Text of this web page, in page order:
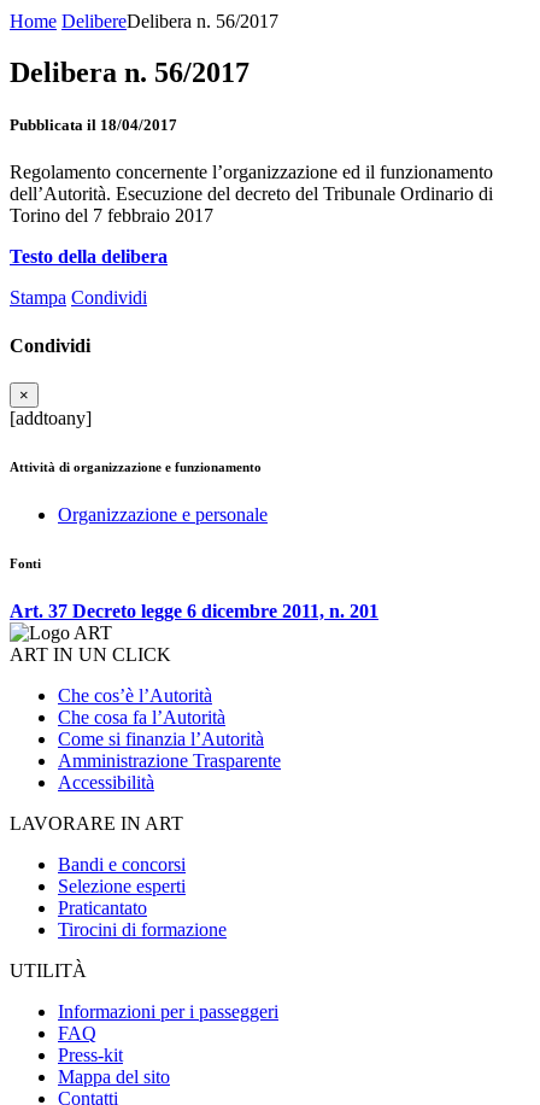
Home DelibereDelibera n. 56/2017
Delibera n. 56/2017
Pubblicata il 18/04/2017
Regolamento concernente l’organizzazione ed il funzionamento
dell’Autorità. Esecuzione del decreto del Tribunale Ordinario di
Torino del 7 febbraio 2017
Testo della delibera
Stampa Condividi
Condividi
×
[addtoany]
Attività di organizzazione e funzionamento
Organizzazione e personale
Fonti
Art. 37 Decreto legge 6 dicembre 2011, n. 201
ART IN UN CLICK
Che cos’è l’Autorità
Che cosa fa l’Autorità
Come si finanzia l’Autorità
Amministrazione Trasparente
Accessibilità
LAVORARE IN ART
Bandi e concorsi
Selezione esperti
Praticantato
Tirocini di formazione
UTILITÀ
Informazioni per i passeggeri
FAQ
Press-kit
Mappa del sito
Contatti